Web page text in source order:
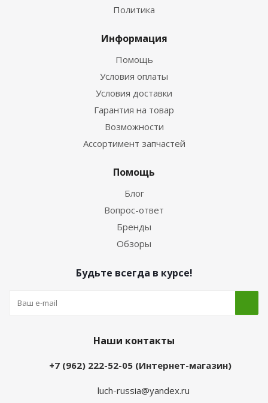
Политика
Информация
Помощь
Условия оплаты
Условия доставки
Гарантия на товар
Возможности
Ассортимент запчастей
Помощь
Блог
Вопрос-ответ
Бренды
Обзоры
Будьте всегда в курсе!
Наши контакты
+7 (962) 222-52-05 (Интернет-магазин)
luch-russia@yandex.ru